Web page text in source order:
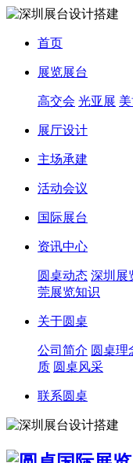
首页
展览展台
高交会 光亚展
展厅设计
主场承建
活动会议
国际展台
资讯中心
圆桌动态 深圳展
莞展览知识
关于圆桌
公司简介 圆桌理
质 圆桌风采
联系圆桌